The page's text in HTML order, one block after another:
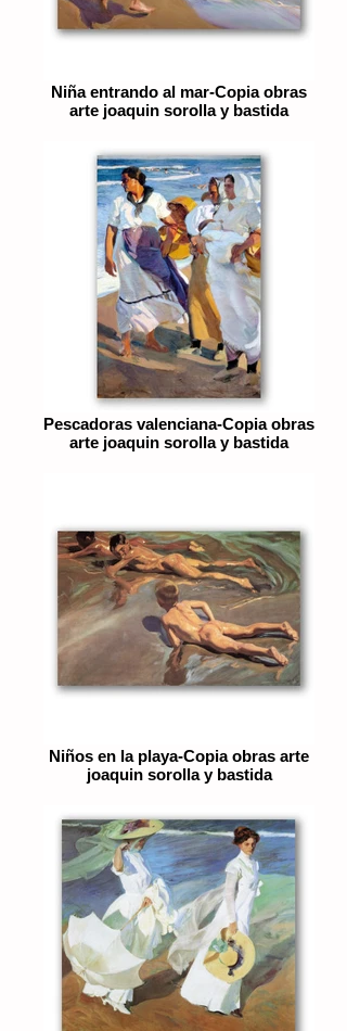
Niña entrando al mar-Copia obras
arte joaquin sorolla y bastida
Pescadoras valenciana-Copia obras
arte joaquin sorolla y bastida
Niños en la playa-Copia obras arte
joaquin sorolla y bastida